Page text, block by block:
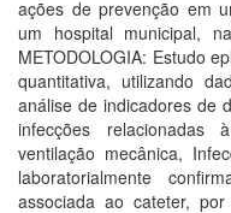
ações de prevenção em
um hospital municipal,
METODOLOGIA: Estudo
quantitativa, utilizando
análise de indicadores de
infecções relacionadas
ventilação mecânica,
laboratorialmente
associada ao cateter,